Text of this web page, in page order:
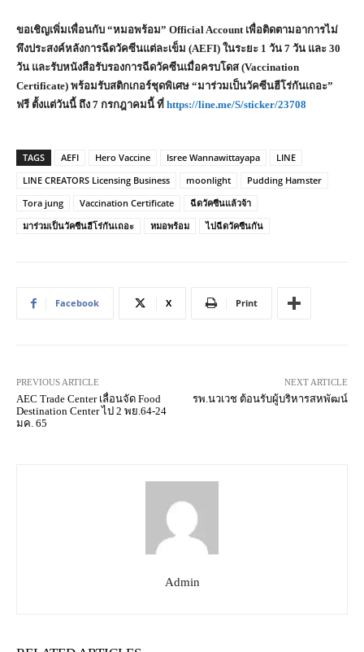
ขอเชิญเพิ่มเพื่อนกับ “หมอพร้อม” Official Account เพื่อติดตามอาการไม่
พึงประสงค์หลังการฉีดวัคซีนแต่ละเข็ม (AEFI) ในระยะ 1 วัน 7 วัน และ 30
วัน และรับหนังสือรับรองการฉีดวัคซีนเมื่อครบโดส (Vaccination
Certificate) พร้อมรับสติกเกอร์ชุดพิเศษ “มาร่วมเป็นวัคซีนฮีโร่กันเถอะ”
ฟรี ตั้งแต่วันนี้ ถึง 7 กรกฎาคมนี้ ที่ https://line.me/S/sticker/23708
TAGS AEFI Hero Vaccine Isree Wannawittayapa
LINE
LINE CREATORS Licensing Business
moonlight
Pudding Hamster
Tora jung
Vaccination Certificate
ฉีดวัคซีนแล้วจ้า
มาร่วมเป็นวัคซีนฮีโร่กันเถอะ
หมอพร้อม ไปฉีดวัคซีนกัน
Facebook X Print
PREVIOUS ARTICLE
AEC Trade Center เลื่อนจัด Food
Destination Center ไป 2 พย.64-24
มค. 65
NEXT ARTICLE
รพ.นวเวช ต้อนรับผู้บริหารสหพัฒน์
Admin